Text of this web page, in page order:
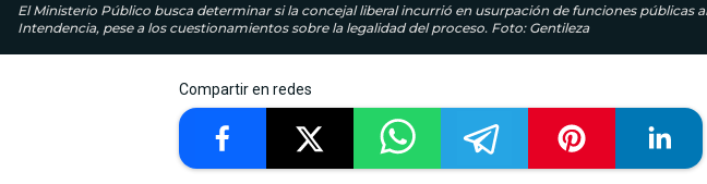
El Ministerio Público busca determinar si la concejal liberal incurrió en usurpación de funciones públicas
Intendencia, pese a los cuestionamientos sobre la legalidad del proceso. Foto: Gentileza
Compartir en redes